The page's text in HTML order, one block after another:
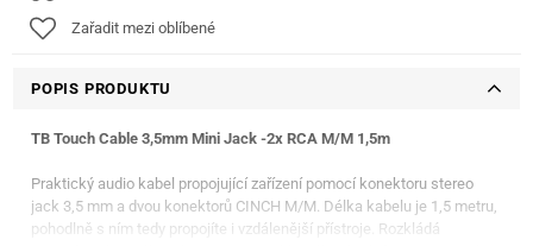
Zařadit mezi oblíbené
POPIS PRODUKTU
TB Touch Cable 3,5mm Mini Jack -2x RCA M/M 1,5m
Praktický audio kabel propojující zařízení pomocí konektoru stereo
jack 3,5 mm a dvou konektorů CINCH M/M. Délka kabelu je 1,5 metru,
pohodlně s ním tedy propojíte i vzdálenější přístroje. Rozkládá